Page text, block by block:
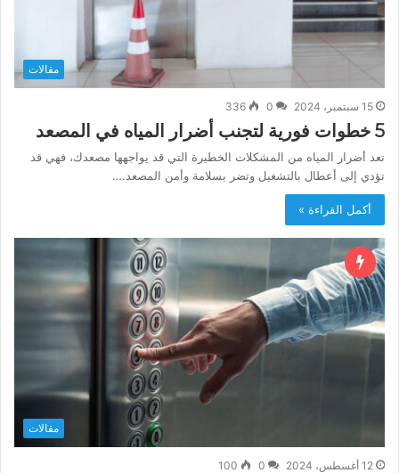
مقالات
15 سبتمبر، 2024 0
336
5 خطوات فورية لتجنب أضرار المياه في المصعد
تعد أضرار المياه من المشكلات الخطيرة التي قد يواجهها مصعدك، فهي قد
تؤدي إلى أعطال بالتشغيل وتضر بسلامة وأمن المصعد.…
أكمل القراءة »
مقالات
12 أغسطس، 2024 0
100